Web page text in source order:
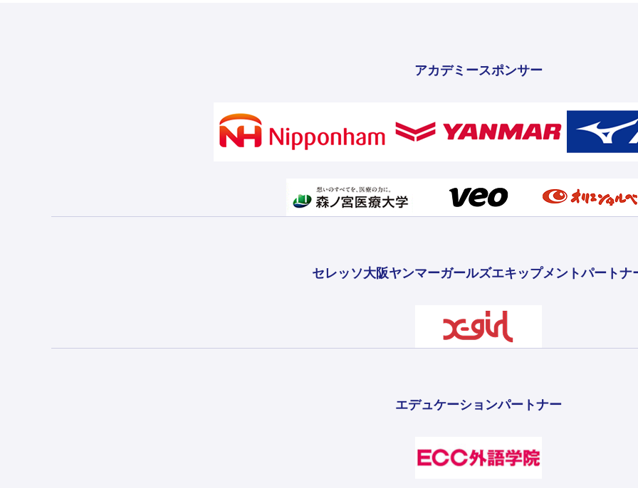
アカデミースポンサー
セレッソ大阪ヤンマーガールズエキップメントパートナ
エデュケーションパートナー